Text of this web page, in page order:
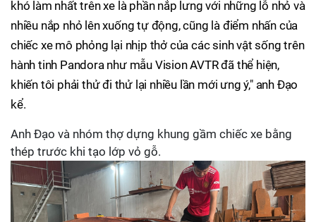
khó làm nhất trên xe là phần nắp lưng với những lỗ nhỏ và
nhiều nắp nhỏ lên xuống tự động, cũng là điểm nhấn của
chiếc xe mô phỏng lại nhịp thở của các sinh vật sống trên
hành tinh Pandora như mẫu Vision AVTR đã thể hiện,
khiến tôi phải thử đi thử lại nhiều lần mới ưng ý," anh Đạo
kể.
Anh Đạo và nhóm thợ dựng khung gầm chiếc xe bằng
thép trước khi tạo lớp vỏ gỗ.